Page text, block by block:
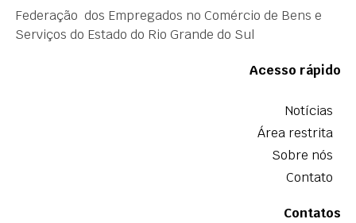
Federação dos Empregados no Comércio de Bens e
Serviços do Estado do Rio Grande do Sul
Acesso rápido
Notícias
Área restrita
Sobre nós
Contato
Contatos